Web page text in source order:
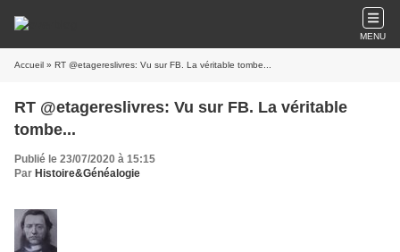
MENU
Accueil » RT @etagereslivres: Vu sur FB. La véritable tombe...
RT @etagereslivres: Vu sur FB. La véritable
tombe...
Publié le 23/07/2020 à 15:15
Par Histoire&Généalogie